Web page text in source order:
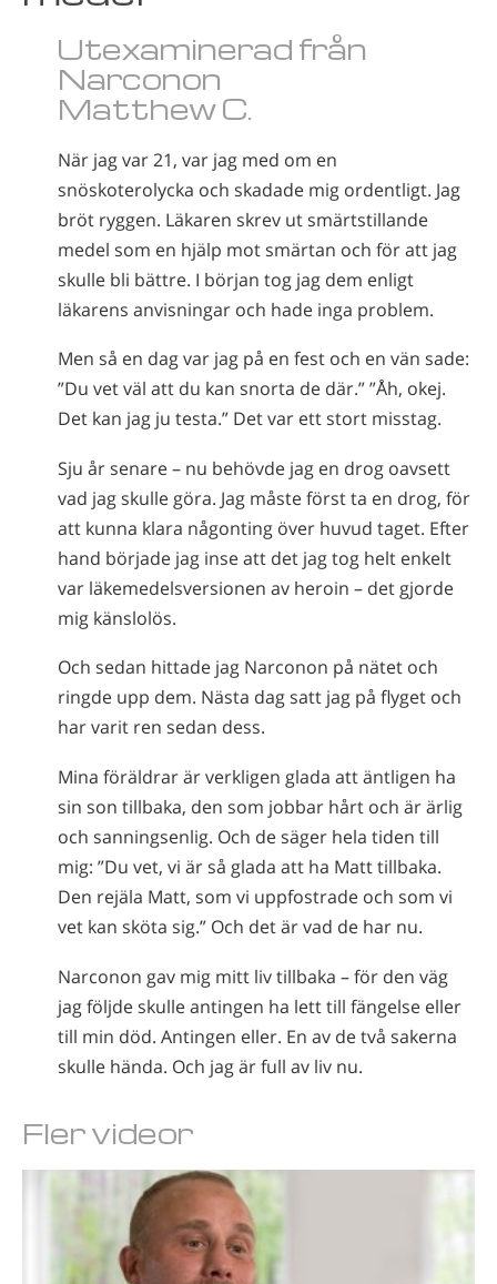
Portuguès
Kinesiska
Arabiska
Nepali
Ukrainska
Tjeckiska
Alla regioner/språk
Utexaminerad från
Narconon
Matthew C.
När jag var 21, var jag med om en
snöskoterolycka och skadade mig ordentligt. Jag
bröt ryggen. Läkaren skrev ut smärtstillande
medel som en hjälp mot smärtan och för att jag
skulle bli bättre. I början tog jag dem enligt
läkarens anvisningar och hade inga problem.
Men så en dag var jag på en fest och en vän sade:
”Du vet väl att du kan snorta de där.” ”Åh, okej.
Det kan jag ju testa.” Det var ett stort misstag.
Sju år senare – nu behövde jag en drog oavsett
vad jag skulle göra. Jag måste först ta en drog, för
att kunna klara någonting över huvud taget. Efter
hand började jag inse att det jag tog helt enkelt
var läkemedelsversionen av heroin – det gjorde
mig känslolös.
Och sedan hittade jag Narconon på nätet och
ringde upp dem. Nästa dag satt jag på flyget och
har varit ren sedan dess.
Mina föräldrar är verkligen glada att äntligen ha
sin son tillbaka, den som jobbar hårt och är ärlig
och sanningsenlig. Och de säger hela tiden till
mig: ”Du vet, vi är så glada att ha Matt tillbaka.
Den rejäla Matt, som vi uppfostrade och som vi
vet kan sköta sig.” Och det är vad de har nu.
Narconon gav mig mitt liv tillbaka – för den väg
jag följde skulle antingen ha lett till fängelse eller
till min död. Antingen eller. En av de två sakerna
skulle hända. Och jag är full av liv nu.
Fler videor